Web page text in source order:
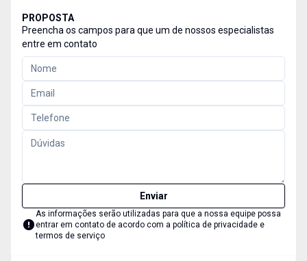
PROPOSTA
Preencha os campos para que um de nossos especialistas
entre em contato
Enviar
As informações serão utilizadas para que a nossa equipe possa
entrar em contato de acordo com a política de privacidade e
termos de serviço